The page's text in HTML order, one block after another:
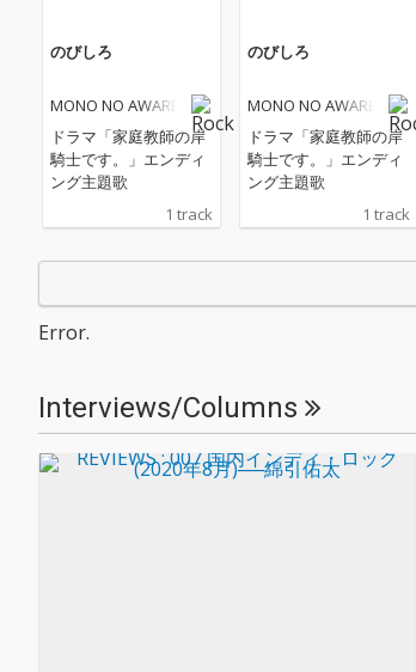
のびしろ
MONO NO AWARE
ドラマ「家庭教師の岸
騎士です。」エンディ
ング主題歌
1 track
のびしろ
MONO NO AWARE
ドラマ「家庭教師の岸
騎士です。」エンディ
ング主題歌
1 track
Error.
Interviews/Columns